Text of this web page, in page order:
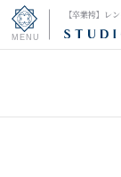
【卒業袴】レ